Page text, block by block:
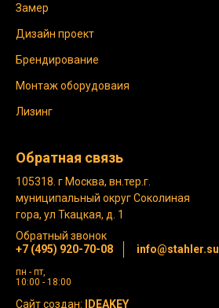
Обратная связь
info@stahler.su
пн - пт,
10:00 - 18:00
Обратный звонок
105318. г Москва, вн.тер.г.
муниципальный округ Соколиная
гора, ул Ткацкая, д. 1
Сайт создан: IDEAKEY
Замер
Монтаж оборудоваия
+7 (495) 920-70-08
Дизайн проект
Лизинг
Брендирование